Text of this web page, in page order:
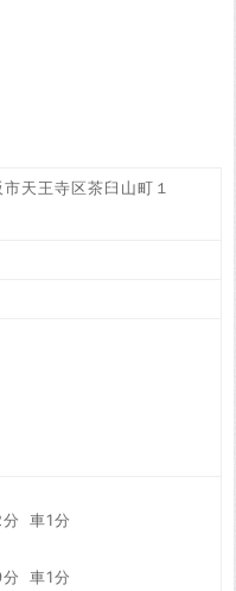
天王寺区茶臼山町１
車1分
車1分